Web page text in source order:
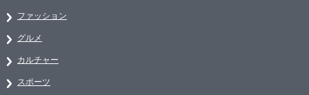
ファッション
グルメ
カルチャー
スポーツ